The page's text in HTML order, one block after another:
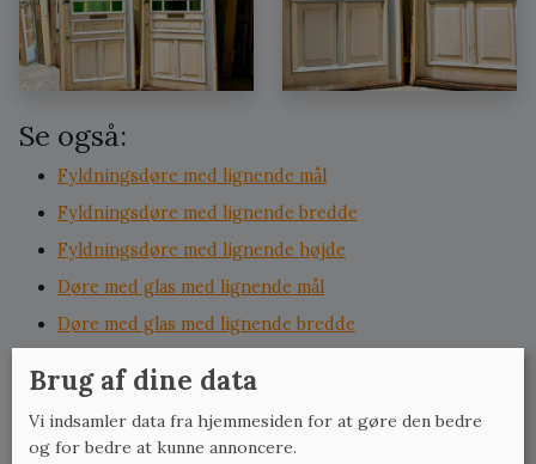
Se også:
Fyldningsdøre med lignende mål
Fyldningsdøre med lignende bredde
Fyldningsdøre med lignende højde
Døre med glas med lignende mål
Døre med glas med lignende bredde
Udvendige døre med lignende mål
Udvendige døre med lignende bredde
Brug af dine data
Vi indsamler data fra hjemmesiden for at gøre den bedre
og for bedre at kunne annoncere.